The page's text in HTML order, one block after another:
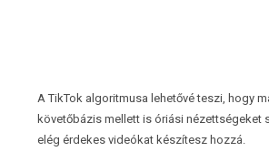
A TikTok algoritmusa lehetővé teszi, hogy
követőbázis mellett is óriási nézettségeket
elég érdekes videókat készítesz hozzá.